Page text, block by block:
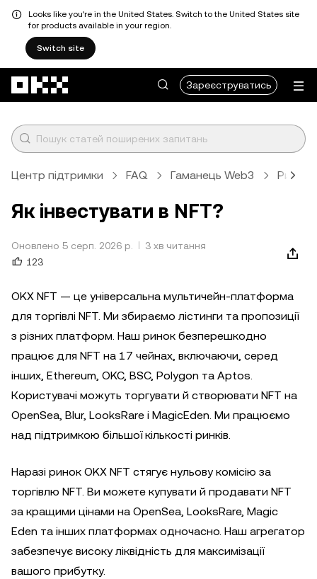
Looks like you're in the United States. Switch to the United States site
for products available in your region.
Switch site
Зареєструватись
Центр підтримки FAQ Гаманець Web3 Ринок
Як інвестувати в NFT?
Оновлено 5 серп. 2026 р.
3 хв читання
123
OKX NFT — це універсальна мультичейн-платформа
для торгівлі NFT. Ми збираємо лістинги та пропозиції
з різних платформ. Наш ринок безперешкодно
працює для NFT на 17 чейнах, включаючи, серед
інших, Ethereum, OKC, BSC, Polygon та Aptos.
Користувачі можуть торгувати й створювати NFT на
OpenSea, Blur, LooksRare і MagicEden. Ми працюємо
над підтримкою більшої кількості ринків.
Наразі ринок OKX NFT стягує нульову комісію за
торгівлю NFT. Ви можете купувати й продавати NFT
за кращими цінами на OpenSea, LooksRare, Magic
Eden та інших платформах одночасно. Наш агрегатор
забезпечує високу ліквідність для максимізації
вашого прибутку.